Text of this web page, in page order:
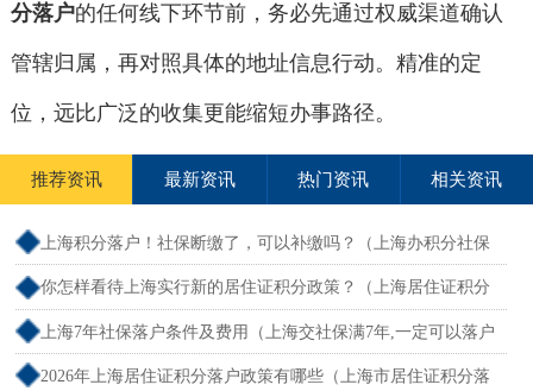
分落户的任何线下环节前，务必先通过权威渠道确认
管辖归属，再对照具体的地址信息行动。精准的定
位，远比广泛的收集更能缩短办事路径。
推荐资讯 最新资讯 热门资讯 相关资讯
上海积分落户！社保断缴了，可以补缴吗？（上海办积分社保
断交需要重新计算吗）
你怎样看待上海实行新的居住证积分政策？（上海居住证积分
新规）
上海7年社保落户条件及费用（上海交社保满7年,一定可以落户
吗？）
2026年上海居住证积分落户政策有哪些（上海市居住证积分落